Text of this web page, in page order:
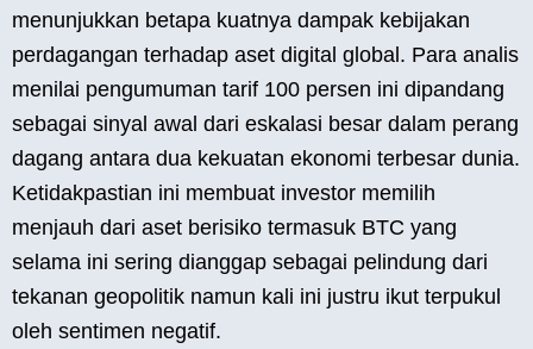
menunjukkan betapa kuatnya dampak kebijakan
perdagangan terhadap aset digital global. Para analis
menilai pengumuman tarif 100 persen ini dipandang
sebagai sinyal awal dari eskalasi besar dalam perang
dagang antara dua kekuatan ekonomi terbesar dunia.
Ketidakpastian ini membuat investor memilih
menjauh dari aset berisiko termasuk BTC yang
selama ini sering dianggap sebagai pelindung dari
tekanan geopolitik namun kali ini justru ikut terpukul
oleh sentimen negatif.